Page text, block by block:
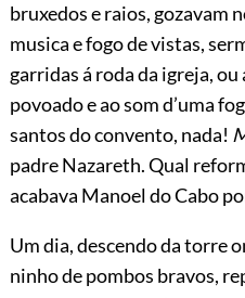
bruxedos e raios, gozavam
musica e fogo de vistas,
garridas á roda da igreja, ou
povoado e ao som d’uma
santos do convento, nada!
padre Nazareth. Qual
acabava Manoel do Cabo
Um dia, descendo da torre
ninho de pombos bravos,